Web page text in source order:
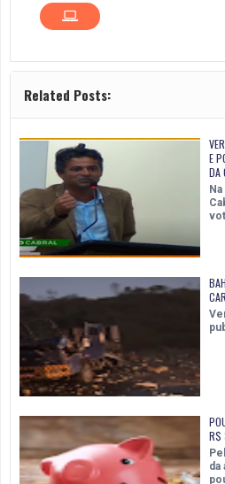
Related Posts:
E
DA
R$
da